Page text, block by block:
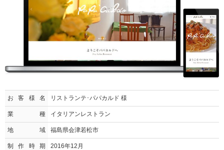
お客様名 リストランテ･パパカルド 様
業種 イタリアンレストラン
地域 福島県会津若松市
制作時期 2016年12月